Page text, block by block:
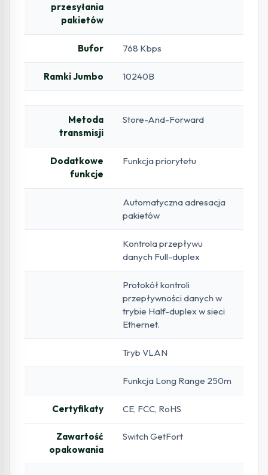
przesyłania
pakietów
Bufor 768 Kbps
Ramki Jumbo 10240B
Metoda
transmisji
Store-And-Forward
Dodatkowe
funkcje
Funkcja priorytetu
Automatyczna adresacja
pakietów
Kontrola przepływu
danych Full-duplex
Protokół kontroli
przepływności danych w
trybie Half-duplex w sieci
Ethernet.
Tryb VLAN
Funkcja Long Range 250m
Certyfikaty CE, FCC, RoHS
Zawartość
opakowania
Switch GetFort